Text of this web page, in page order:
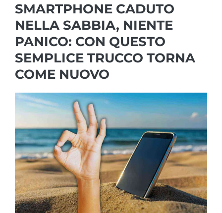
SMARTPHONE CADUTO
NELLA SABBIA, NIENTE
PANICO: CON QUESTO
SEMPLICE TRUCCO TORNA
COME NUOVO